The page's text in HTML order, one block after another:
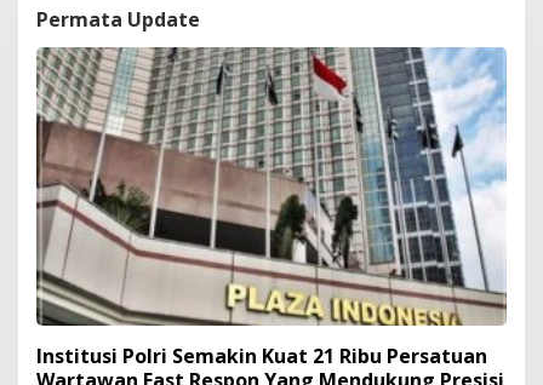
Permata Update
Institusi Polri Semakin Kuat 21 Ribu Persatuan